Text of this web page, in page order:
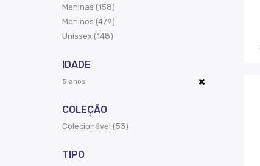
Meninas (158)
Meninos (479)
Unissex (148)
IDADE
5 anos
COLEÇÃO
Colecionável (53)
TIPO